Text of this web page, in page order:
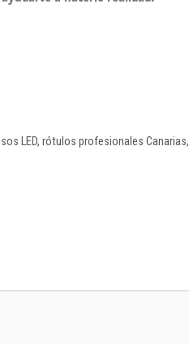
LED, rótulos profesionales Canarias,